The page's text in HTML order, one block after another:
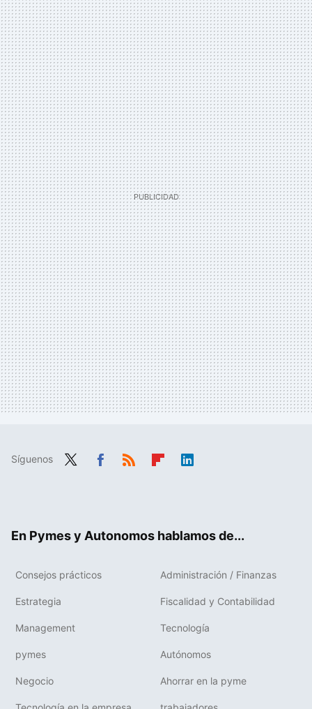
Síguenos
En Pymes y Autonomos hablamos de...
Consejos prácticos Administración / Finanzas
Estrategia Fiscalidad y Contabilidad
Management Tecnología
pymes Autónomos
Negocio Ahorrar en la pyme